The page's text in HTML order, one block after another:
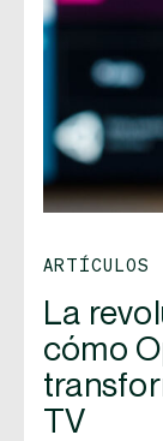
ARTÍCULOS
La
cómo
TV